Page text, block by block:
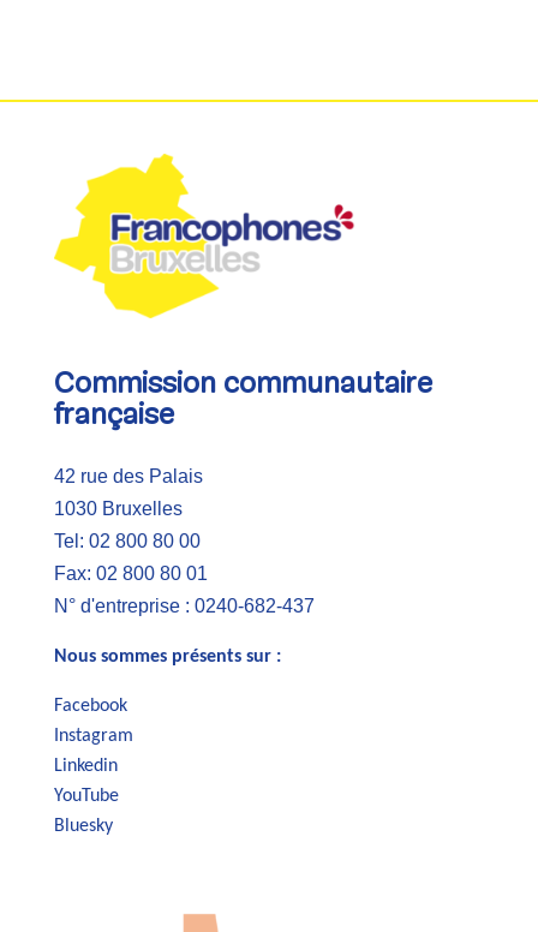
Commission communautaire
française
42 rue des Palais
1030 Bruxelles
Tel: 02 800 80 00
Fax: 02 800 80 01
N° d'entreprise : 0240-682-437
Nous sommes présents sur :
Facebook
Instagram
Linkedin
YouTube
Bluesky